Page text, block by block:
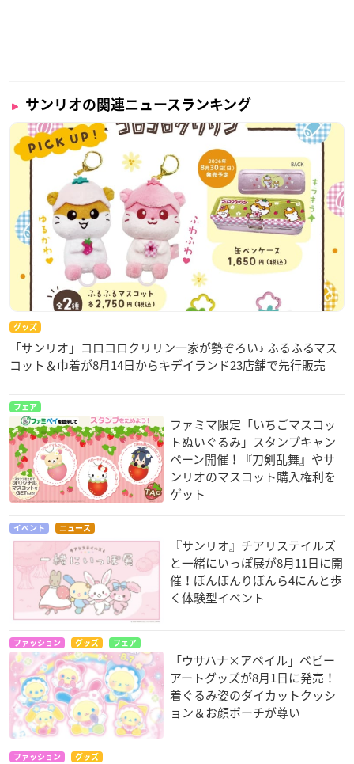
サンリオの関連ニュースランキング
グッズ
「サンリオ」コロコロクリリン一家が勢ぞろい♪ ふるふるマス
コット＆巾着が8月14日からキデイランド23店舗で先行販売
フェア
ファミマ限定「いちごマスコッ
トぬいぐるみ」スタンプキャン
ペーン開催！『刀剣乱舞』やサ
ンリオのマスコット購入権利を
ゲット
イベント ニュース
『サンリオ』チアリステイルズ
と一緒にいっぽ展が8月11日に開
催！ぼんぼんりぼんら4にんと歩
く体験型イベント
ファッション グッズ フェア
「ウサハナ×アベイル」ベビー
アートグッズが8月1日に発売！
着ぐるみ姿のダイカットクッシ
ョン＆お顔ポーチが尊い
ファッション グッズ